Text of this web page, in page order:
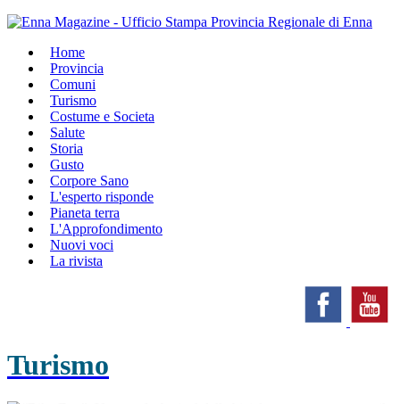
Home
Provincia
Comuni
Turismo
Costume e Societa
Salute
Storia
Gusto
Corpore Sano
L'esperto risponde
Pianeta terra
L'Approfondimento
Nuovi voci
La rivista
Turismo